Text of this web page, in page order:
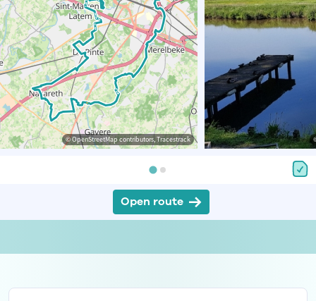
© OpenStreetMap contributors, Tracestrack
Open route